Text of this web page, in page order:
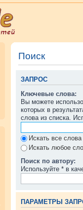
Поиск
ЗАПРОС
Ключевые слова:
Вы можете
которых в
слова из списка.
Искать все слова
Искать любое
Поиск по автору:
Используйте * в
ПАРАМЕТРЫ